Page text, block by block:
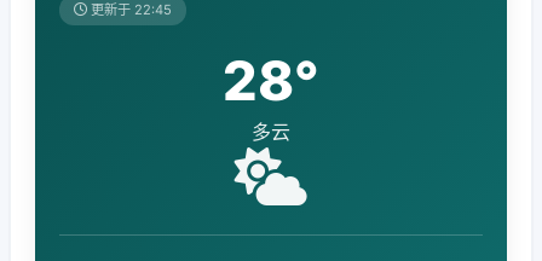
更新于 22:45
28°
多云